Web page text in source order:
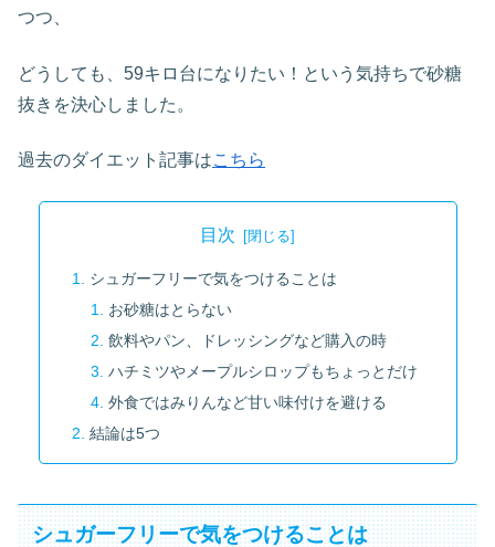
つつ、
どうしても、59キロ台になりたい！という気持ちで砂糖
抜きを決心しました。
過去のダイエット記事はこちら
目次
シュガーフリーで気をつけることは
お砂糖はとらない
飲料やパン、ドレッシングなど購入の時
ハチミツやメープルシロップもちょっとだけ
外食ではみりんなど甘い味付けを避ける
結論は5つ
シュガーフリーで気をつけることは